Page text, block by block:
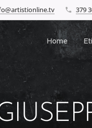
379
Home